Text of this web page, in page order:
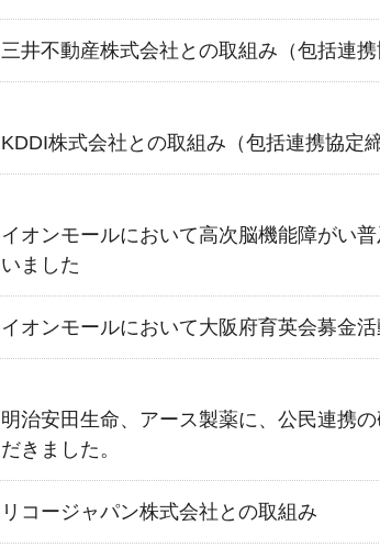
三井不動産株式会社との取組み（包括連携
KDDI株式会社との取組み（包括連携協定締
イオンモールにおいて高次脳機能障がい
いました
イオンモールにおいて大阪府育英会募金
明治安田生命、アース製薬に、公民連携
だきました。
リコージャパン株式会社との取組み